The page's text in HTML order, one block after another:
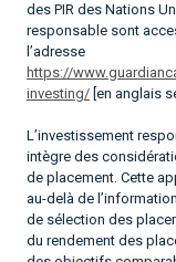
des PIR des Nations
responsable sont
l’adresse
https://
investing/ [en anglais
L’investissement
intègre des
de placement. Cette
au-delà de
de sélection des
du rendement des